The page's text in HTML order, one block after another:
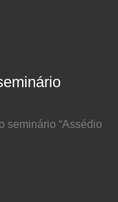
seminário “Assédio